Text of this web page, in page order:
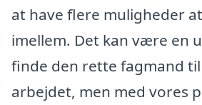
at have flere muligheder
imellem. Det kan være en
finde den rette fagmand
arbejdet, men med vores